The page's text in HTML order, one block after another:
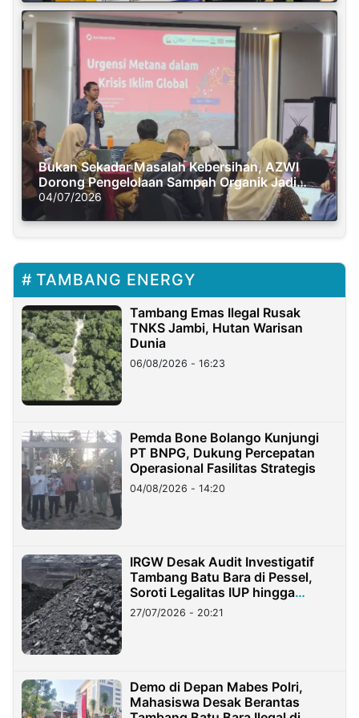
Bukan Sekadar Masalah Kebersihan, AZWI
Dorong Pengelolaan Sampah Organik Jadi
Solusi Krisis Iklim
04/07/2026
TAMBANG ENERGY
Tambang Emas Ilegal Rusak
TNKS Jambi, Hutan Warisan
Dunia
06/08/2026 - 16:23
Pemda Bone Bolango Kunjungi
PT BNPG, Dukung Percepatan
Operasional Fasilitas Strategis
04/08/2026 - 14:20
IRGW Desak Audit Investigatif
Tambang Batu Bara di Pessel,
Soroti Legalitas IUP hingga
Stockpile
27/07/2026 - 20:21
Demo di Depan Mabes Polri,
Mahasiswa Desak Berantas